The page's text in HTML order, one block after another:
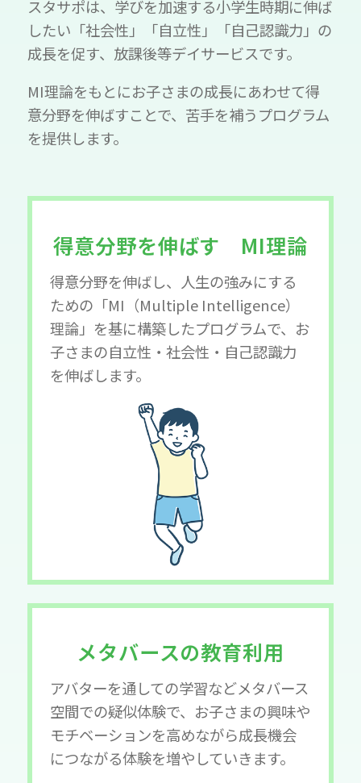
スタサポは、学びを加速する小学生時期に伸ば
したい「社会性」「自立性」「自己認識力」の
成長を促す、放課後等デイサービスです。
MI理論をもとにお子さまの成長にあわせて得
意分野を伸ばすことで、苦手を補うプログラム
を提供します。
得意分野を伸ばす MI理論
得意分野を伸ばし、人生の強みにする
ための「MI（Multiple Intelligence）
理論」を基に構築したプログラムで、お
子さまの自立性・社会性・自己認識力
を伸ばします。
メタバースの教育利用
アバターを通しての学習などメタバース
空間での疑似体験で、お子さまの興味や
モチベーションを高めながら成長機会
につながる体験を増やしていきます。